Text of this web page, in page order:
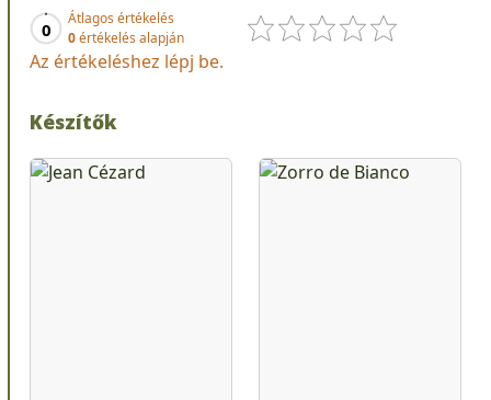
0
Átlagos értékelés
0értékelés alapján
Az értékeléshez lépj be.
Készítők